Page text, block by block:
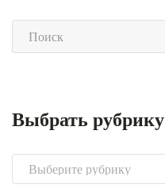
Выбрать рубрику
Выбрать